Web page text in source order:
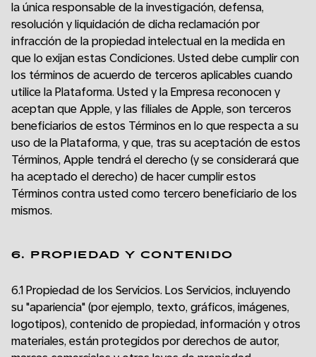
la única responsable de la investigación, defensa,
resolución y liquidación de dicha reclamación por
infracción de la propiedad intelectual en la medida en
que lo exijan estas Condiciones. Usted debe cumplir con
los términos de acuerdo de terceros aplicables cuando
utilice la Plataforma. Usted y la Empresa reconocen y
aceptan que Apple, y las filiales de Apple, son terceros
beneficiarios de estos Términos en lo que respecta a su
uso de la Plataforma, y que, tras su aceptación de estos
Términos, Apple tendrá el derecho (y se considerará que
ha aceptado el derecho) de hacer cumplir estos
Términos contra usted como tercero beneficiario de los
mismos.
6. PROPIEDAD Y CONTENIDO
6.1 Propiedad de los Servicios. Los Servicios, incluyendo
su "apariencia" (por ejemplo, texto, gráficos, imágenes,
logotipos), contenido de propiedad, información y otros
materiales, están protegidos por derechos de autor,